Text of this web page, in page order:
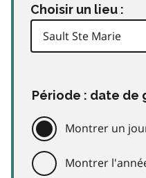
Choisir un lieu :
Période : date de
Montrer un
Montrer